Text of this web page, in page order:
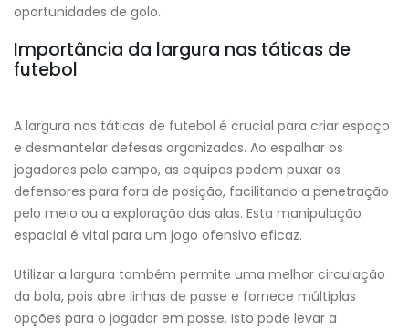
oportunidades de golo.
Importância da largura nas táticas de
futebol
A largura nas táticas de futebol é crucial para criar espaço
e desmantelar defesas organizadas. Ao espalhar os
jogadores pelo campo, as equipas podem puxar os
defensores para fora de posição, facilitando a penetração
pelo meio ou a exploração das alas. Esta manipulação
espacial é vital para um jogo ofensivo eficaz.
Utilizar a largura também permite uma melhor circulação
da bola, pois abre linhas de passe e fornece múltiplas
opções para o jogador em posse. Isto pode levar a